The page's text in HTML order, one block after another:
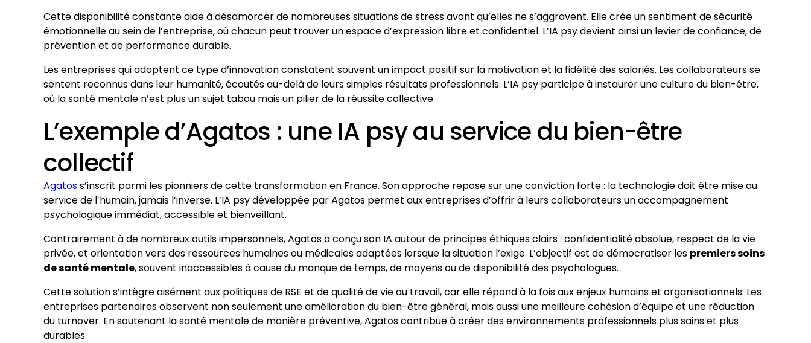
Cette disponibilité constante aide à désamorcer de nombreuses situations de stress avant qu’elles ne s’aggravent. Elle crée un sentiment de sécurité
émotionnelle au sein de l’entreprise, où chacun peut trouver un espace d’expression libre et confidentiel. L’IA psy devient ainsi un levier de confiance, de
prévention et de performance durable.
Les entreprises qui adoptent ce type d’innovation constatent souvent un impact positif sur la motivation et la fidélité des salariés. Les collaborateurs se
sentent reconnus dans leur humanité, écoutés au-delà de leurs simples résultats professionnels. L’IA psy participe à instaurer une culture du bien-être,
où la santé mentale n’est plus un sujet tabou mais un pilier de la réussite collective.
L’exemple d’Agatos : une IA psy au service du bien-être
collectif
Agatoss’inscrit parmi les pionniers de cette transformation en France. Son approche repose sur une conviction forte : la technologie doit être mise au
service de l’humain, jamais l’inverse. L’IA psy développée par Agatos permet aux entreprises d’offrir à leurs collaborateurs un accompagnement
psychologique immédiat, accessible et bienveillant.
Contrairement à de nombreux outils impersonnels, Agatos a conçu son IA autour de principes éthiques clairs : confidentialité absolue, respect de la vie
privée, et orientation vers des ressources humaines ou médicales adaptées lorsque la situation l’exige. L’objectif est de démocratiser les premiers soins
de santé mentale, souvent inaccessibles à cause du manque de temps, de moyens ou de disponibilité des psychologues.
Cette solution s’intègre aisément aux politiques de RSE et de qualité de vie au travail, car elle répond à la fois aux enjeux humains et organisationnels. Les
entreprises partenaires observent non seulement une amélioration du bien-être général, mais aussi une meilleure cohésion d’équipe et une réduction
du turnover. En soutenant la santé mentale de manière préventive, Agatos contribue à créer des environnements professionnels plus sains et plus
durables.